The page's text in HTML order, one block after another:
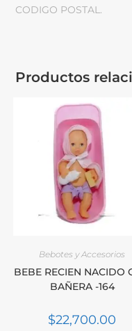
CODIGO POSTAL.
Productos
Bebotes y Accesorios
BEBE RECIEN NACIDO
BAÑERA -164
$22,700.00